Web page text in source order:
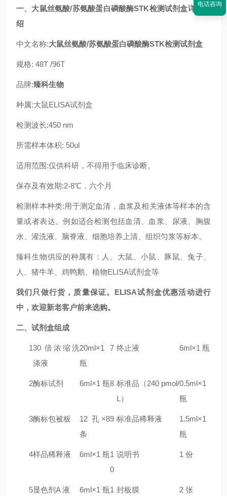
一、 大鼠丝氨酸/苏氨酸蛋白磷酸酶STK检测试剂盒详细介
绍
中文名称:大鼠丝氨酸/苏氨酸蛋白磷酸酶STK检测试剂盒
规格: 48T /96T
品牌:臻科生物
种属:大鼠ELISA试剂盒
检测波长:450 nm
所需样本体积: 50ul
适用范围:仅供科研，不得用于临床诊断。
保存及有效期:2-8℃，六个月
检测样本种类:用于测定血清，血浆及相关液体等样本的含
量或者表达。例如适合检测包括血清、血浆、尿液、胸腹
水、灌洗液、脑脊液、细胞培养上清、组织匀浆等标本。
臻科生物供应的种属有：人、大鼠、小鼠、豚鼠、兔子、
人、猪牛羊、鸡鸭鹅、植物ELISA试剂盒等
我们只做行货，质量保证。ELISA试剂盒优惠活动进行
中，欢迎新老客户前来选购。
二、试剂盒组成
130 倍浓缩洗
涤液
20ml×1
瓶
7 终止液 6ml×1 瓶
2酶标试剂 6ml×1 瓶8 标准品（240 pmol/
L）
0.5ml×1
瓶
3酶标包被板
12 孔×8
条
9 标准品稀释液
1.5ml×1
瓶
4样品稀释液 6ml×1 瓶1
0
说明书 1 份
5显色剂A 液 6ml×1 瓶1 封板膜 2 张
电话咨询